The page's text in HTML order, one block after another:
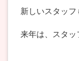
新しいスタッフ
来年は、スタッ